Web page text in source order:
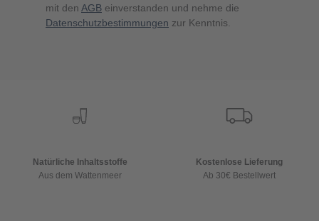
mit den AGB einverstanden und nehme die
Datenschutzbestimmungen zur Kenntnis.
Natürliche Inhaltsstoffe
Aus dem Wattenmeer
Kostenlose Lieferung
Ab 30€ Bestellwert